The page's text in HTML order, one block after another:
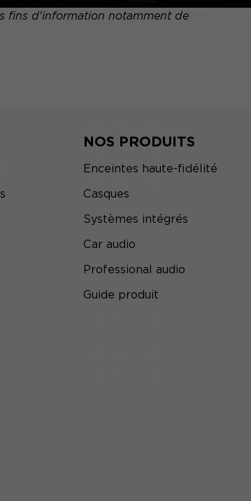
fins d'information notamment de
NOS PRODUITS
Enceintes haute-fidélité
Casques
Systèmes intégrés
Car audio
Professional audio
Guide produit